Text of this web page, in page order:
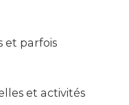
et parfois
et activités